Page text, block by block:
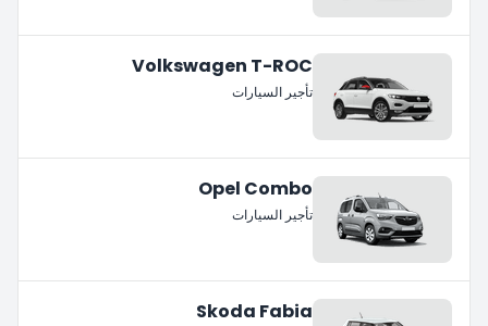
Volkswagen T-ROC
تأجير السيارات
Opel Combo
تأجير السيارات
Skoda Fabia